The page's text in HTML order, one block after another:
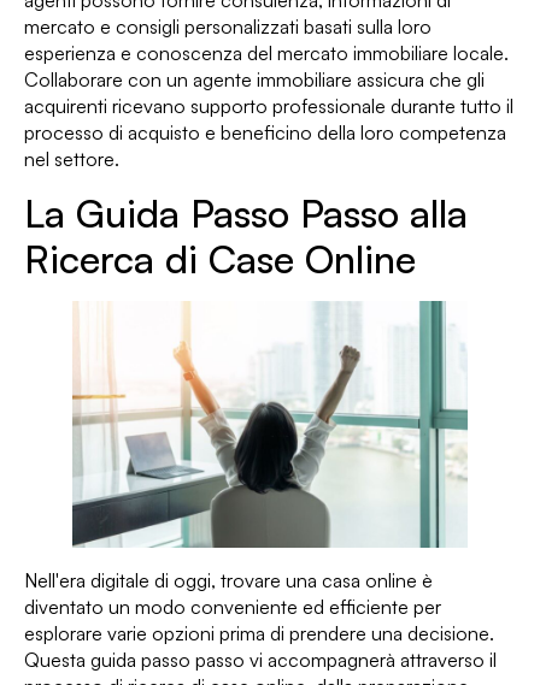
mercato e consigli personalizzati basati sulla loro
esperienza e conoscenza del mercato immobiliare locale.
Collaborare con un agente immobiliare assicura che gli
acquirenti ricevano supporto professionale durante tutto il
processo di acquisto e beneficino della loro competenza
nel settore.
La Guida Passo Passo alla
Ricerca di Case Online
Nell'era digitale di oggi, trovare una casa online è
diventato un modo conveniente ed efficiente per
esplorare varie opzioni prima di prendere una decisione.
Questa guida passo passo vi accompagnerà attraverso il